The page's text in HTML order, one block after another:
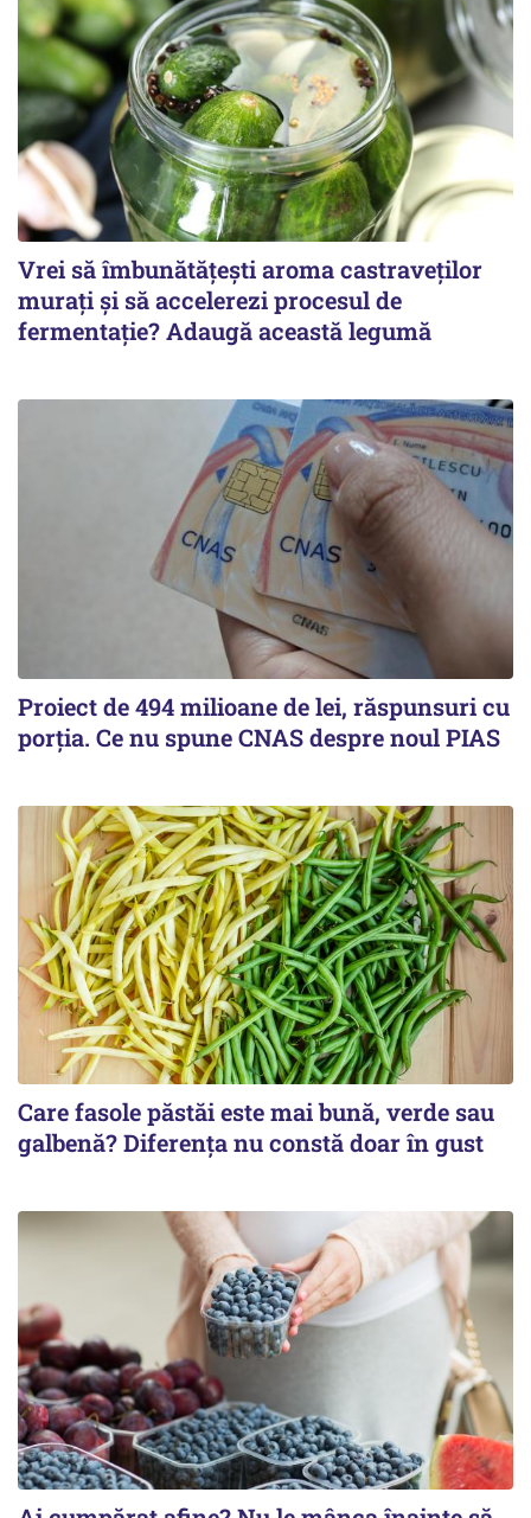
Vrei să îmbunătățești aroma castraveților
murați și să accelerezi procesul de
fermentație? Adaugă această legumă
Proiect de 494 milioane de lei, răspunsuri cu
porția. Ce nu spune CNAS despre noul PIAS
Care fasole păstăi este mai bună, verde sau
galbenă? Diferența nu constă doar în gust